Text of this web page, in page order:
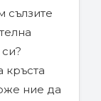
сълзите
кръста
ние да